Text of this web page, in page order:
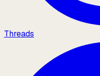
Threads